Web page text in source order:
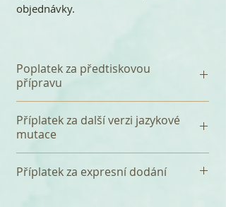
objednávky.
Poplatek za předtiskovou
přípravu
jednorázový poplatek 120 Kč za
předtiskovou přípravu, který
textu a tři korektury. Před tiskem
Příplatek za další verzi jazykové
mutace
české verzi (např. anglickou nebo
Příplatek za expresní dodání